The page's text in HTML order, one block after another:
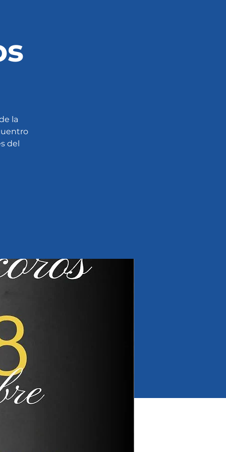
la
del